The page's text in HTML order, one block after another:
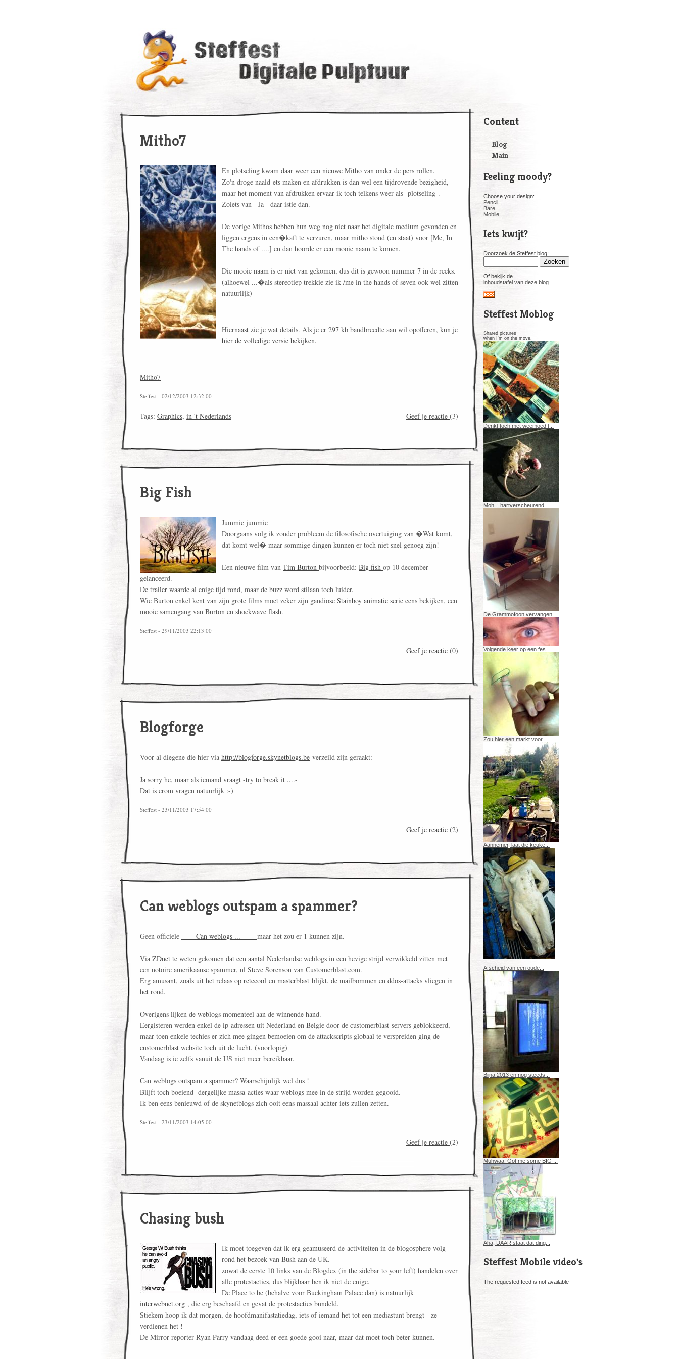
Mitho7
En plotseling kwam daar weer een nieuwe Mitho van onder de pers rollen.
Zo'n droge naald-ets maken en afdrukken is dan wel een tijdrovende bezigheid,
maar het moment van afdrukken ervaar ik toch telkens weer als -plotseling-.
Zoiets van - Ja - daar istie dan.
De vorige Mithos hebben hun weg nog niet naar het digitale medium gevonden en
liggen ergens in een�kaft te verzuren, maar mitho stond (en staat) voor [Me, In
The hands of ....] en dan hoorde er een mooie naam te komen.
Die mooie naam is er niet van gekomen, dus dit is gewoon nummer 7 in de reeks.
(alhoewel ...�als stereotiep trekkie zie ik /me in the hands of seven ook wel zitten
natuurlijk)
Hiernaast zie je wat details. Als je er 297 kb bandbreedte aan wil opofferen, kun je
hier de volledige versie bekijken.
Mitho7
Steffest - 02/12/2003 12:32:00
Tags: Graphics, in 't Nederlands Geef je reactie (3)
Big Fish
Jummie jummie
Doorgaans volg ik zonder probleem de filosofische overtuiging van �Wat komt,
dat komt wel� maar sommige dingen kunnen er toch niet snel genoeg zijn!
Een nieuwe film van Tim Burton bijvoorbeeld: Big fish op 10 december
gelanceerd.
De trailer waarde al enige tijd rond, maar de buzz word stilaan toch luider.
Wie Burton enkel kent van zijn grote films moet zeker zijn gandiose Stainboy animatie serie eens bekijken, een
mooie samengang van Burton en shockwave flash.
Steffest - 29/11/2003 22:13:00
Geef je reactie (0)
Blogforge
Voor al diegene die hier via http://blogforge.skynetblogs.be verzeild zijn geraakt:
Ja sorry he, maar als iemand vraagt -try to break it ....-
Dat is erom vragen natuurlijk :-)
Steffest - 23/11/2003 17:54:00
Geef je reactie (2)
Can weblogs outspam a spammer?
Geen officiele ---- Can weblogs ... ---- maar het zou er 1 kunnen zijn.
Via ZDnet te weten gekomen dat een aantal Nederlandse weblogs in een hevige strijd verwikkeld zitten met
een notoire amerikaanse spammer, nl Steve Sorenson van Customerblast.com.
Erg amusant, zoals uit het relaas op retecool en masterblast blijkt. de mailbommen en ddos-attacks vliegen in
het rond.
Overigens lijken de weblogs momenteel aan de winnende hand.
Eergisteren werden enkel de ip-adressen uit Nederland en Belgie door de customerblast-servers geblokkeerd,
maar toen enkele techies er zich mee gingen bemoeien om de attackscripts globaal te verspreiden ging de
customerblast website toch uit de lucht. (voorlopig)
Vandaag is ie zelfs vanuit de US niet meer bereikbaar.
Can weblogs outspam a spammer? Waarschijnlijk wel dus !
Blijft toch boeiend- dergelijke massa-acties waar weblogs mee in de strijd worden gegooid.
Ik ben eens benieuwd of de skynetblogs zich ooit eens massaal achter iets zullen zetten.
Steffest - 23/11/2003 14:05:00
Geef je reactie (2)
Chasing bush
Ik moet toegeven dat ik erg geamuseerd de activiteiten in de blogosphere volg
rond het bezoek van Bush aan de UK.
zowat de eerste 10 links van de Blogdex (in the sidebar to your left) handelen over
alle protestacties, dus blijkbaar ben ik niet de enige.
De Place to be (behalve voor Buckingham Palace dan) is natuurlijk
interwebnet.org , die erg beschaafd en gevat de protestacties bundeld.
Stiekem hoop ik dat morgen, de hoofdmanifastatiedag, iets of iemand het tot een mediastunt brengt - ze
verdienen het !
De Mirror-reporter Ryan Parry vandaag deed er een goede gooi naar, maar dat moet toch beter kunnen.
Content
Blog
Main
Feeling moody?
Choose your design:
Pencil
Bare
Mobile
Iets kwijt?
Doorzoek de Steffest blog:
Of bekijk de
inhoudstafel van deze blog.
Steffest Moblog
Shared pictures
when I'm on the move.
Denkt toch met weemoed t...
Moh... hartverscheurend ...
De Grammofoon vervangen ...
Volgende keer op een fes...
Zou hier een markt voor ...
Aannemer, laat die keuke...
Afscheid van een oude...
Bijna 2013 en nog steeds...
Muhwaa! Got me some BIG ...
Aha, DAAR staat dat ding...
Steffest Mobile video's
The requested feed is not available